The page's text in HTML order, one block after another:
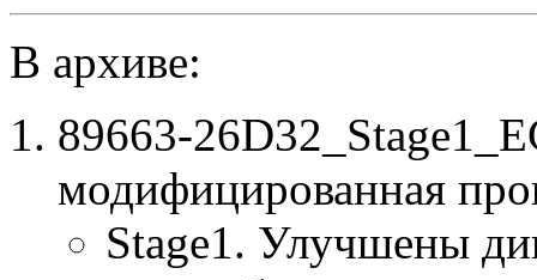
В архиве:
89663-
модифицированная
Stage1. Улучшены